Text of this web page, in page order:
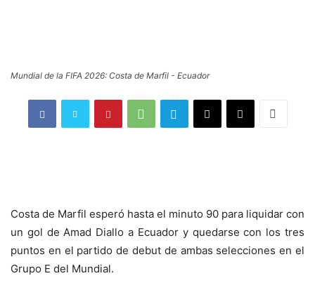
Mundial de la FIFA 2026: Costa de Marfil - Ecuador
Costa de Marfil esperó hasta el minuto 90 para liquidar con
un gol de Amad Diallo a Ecuador y quedarse con los tres
puntos en el partido de debut de ambas selecciones en el
Grupo E del Mundial.